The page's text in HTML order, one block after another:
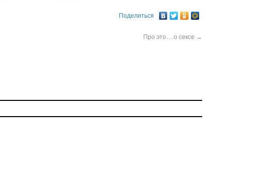
Поделиться
Про это….о сексе →